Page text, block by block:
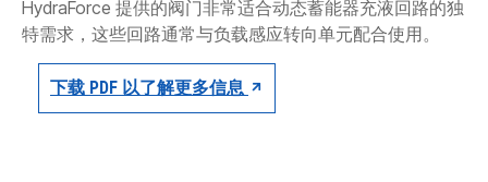
按型号划分的产品
HydraForce 提供的阀门非常适合动态蓄能器充液回路的独
特需求，这些回路通常与负载感应转向单元配合使用。
下载 PDF 以了解更多信息